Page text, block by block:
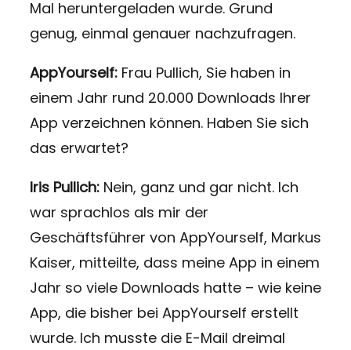
Mal heruntergeladen wurde. Grund
genug, einmal genauer nachzufragen.
AppYourself:Frau Pullich, Sie haben in
einem Jahr rund 20.000 Downloads Ihrer
App verzeichnen können. Haben Sie sich
das erwartet?
Iris Pullich:Nein, ganz und gar nicht. Ich
war sprachlos als mir der
Geschäftsführer von AppYourself, Markus
Kaiser, mitteilte, dass meine App in einem
Jahr so viele Downloads hatte – wie keine
App, die bisher bei AppYourself erstellt
wurde. Ich musste die E-Mail dreimal